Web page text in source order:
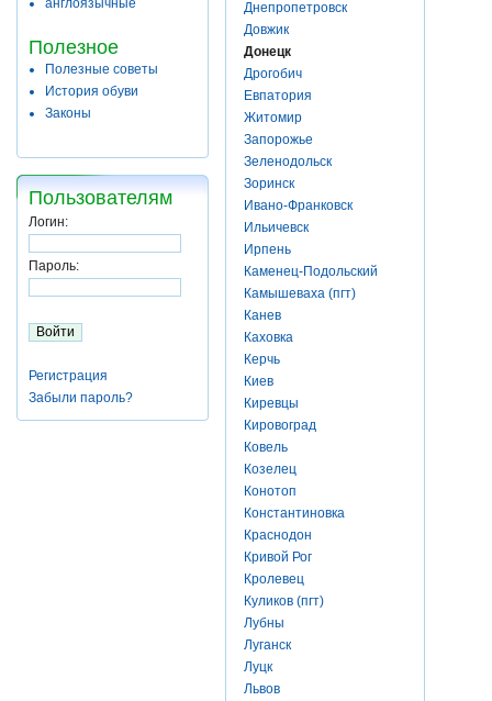
англоязычные
Полезное
Полезные советы
История обуви
Законы
Пользователям
Логин:
Пароль:
Регистрация
Забыли пароль?
Днепропетровск
Довжик
Донецк
Дрогобич
Евпатория
Житомир
Запорожье
Зеленодольск
Зоринск
Ивано-Франковск
Ильичевск
Ирпень
Каменец-Подольский
Камышеваха (пгт)
Канев
Каховка
Керчь
Киев
Киревцы
Кировоград
Ковель
Козелец
Конотоп
Константиновка
Краснодон
Кривой Рог
Кролевец
Куликов (пгт)
Лубны
Луганск
Луцк
Львов